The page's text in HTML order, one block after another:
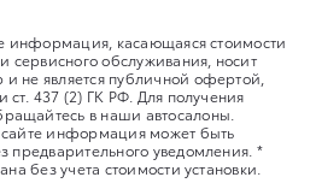
информация, касающаяся стоимости
сервисного обслуживания, носит
не является публичной офертой,
437 (2) ГК РФ. Для получения
в наши автосалоны.
информация может быть
предварительного уведомления. *
без учета стоимости установки.